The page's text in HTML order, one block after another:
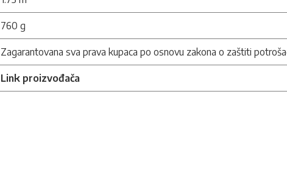
760 g
Zagarantovana sva prava kupaca po osnovu zakona o zaštiti
Link proizvođača